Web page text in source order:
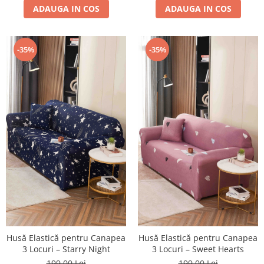
ADAUGA IN COS ADAUGA IN COS
-35%
Husă Elastică pentru Canapea
3 Locuri – Starry Night
-35%
Husă Elastică pentru Canapea
3 Locuri – Sweet Hearts